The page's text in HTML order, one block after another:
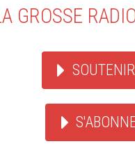
GROSSE